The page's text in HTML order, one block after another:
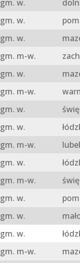
gm. w.
gm. w.
gm. w.
gm. m-w.
gm. w.
gm. m-w.
gm. w.
gm. w.
gm. m-w.
gm. w.
gm. m-w.
gm. w.
gm. w.
gm. w.
gm. m-w.